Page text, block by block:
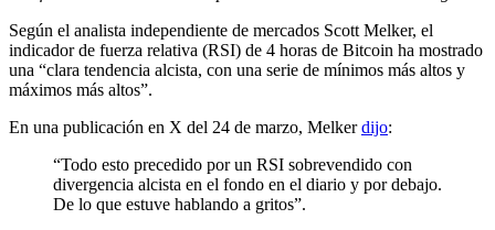
Según el analista independiente de mercados Scott Melker, el
indicador de fuerza relativa (RSI) de 4 horas de Bitcoin ha mostrado
una “clara tendencia alcista, con una serie de mínimos más altos y
máximos más altos”.
En una publicación en X del 24 de marzo, Melkerdijo:
“Todo esto precedido por un RSI sobrevendido con
divergencia alcista en el fondo en el diario y por debajo.
De lo que estuve hablando a gritos”.